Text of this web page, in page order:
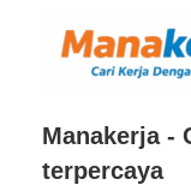
Manakerja -
terpercaya